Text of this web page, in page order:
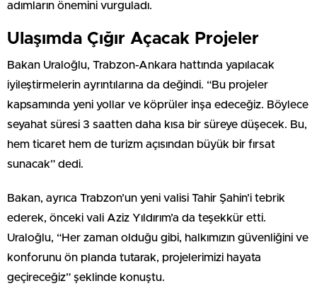
adımların önemini vurguladı.
Ulaşımda Çığır Açacak Projeler
Bakan Uraloğlu, Trabzon-Ankara hattında yapılacak
iyileştirmelerin ayrıntılarına da değindi. “Bu projeler
kapsamında yeni yollar ve köprüler inşa edeceğiz. Böylece
seyahat süresi 3 saatten daha kısa bir süreye düşecek. Bu,
hem ticaret hem de turizm açısından büyük bir fırsat
sunacak” dedi.
Bakan, ayrıca Trabzon’un yeni valisi Tahir Şahin’i tebrik
ederek, önceki vali Aziz Yıldırım’a da teşekkür etti.
Uraloğlu, “Her zaman olduğu gibi, halkımızın güvenliğini ve
konforunu ön planda tutarak, projelerimizi hayata
geçireceğiz” şeklinde konuştu.